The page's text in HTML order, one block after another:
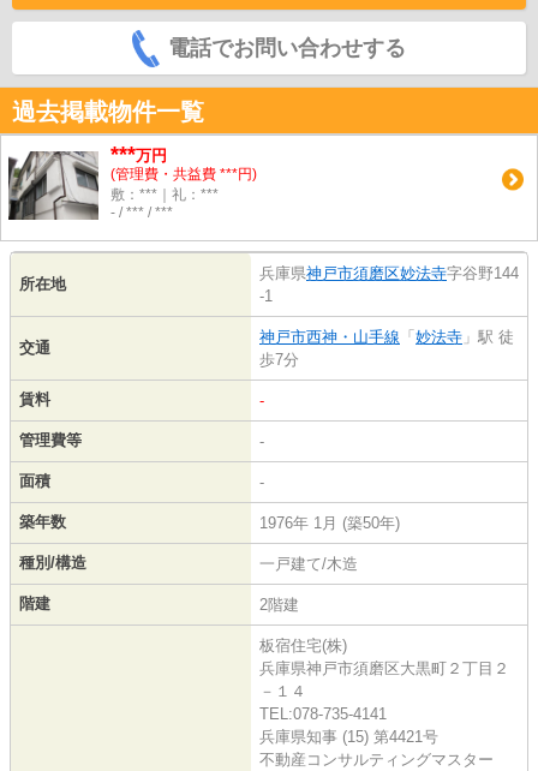
電話でお問い合わせする
過去掲載物件一覧
***万円
(管理費・共益費 ***円)
敷：***｜礼：***
- / *** / ***
所在地
兵庫県神戸市須磨区妙法寺字谷野144
-1
交通
神戸市西神・山手線 「 妙法寺 」駅 徒
歩7分
賃料 -
管理費等 -
面積 -
築年数 1976年 1月 (築50年)
種別/構造 一戸建て/木造
階建 2階建
板宿住宅(株)
兵庫県神戸市須磨区大黒町２丁目２
－１４
TEL:078-735-4141
兵庫県知事 (15) 第4421号
不動産コンサルティングマスター